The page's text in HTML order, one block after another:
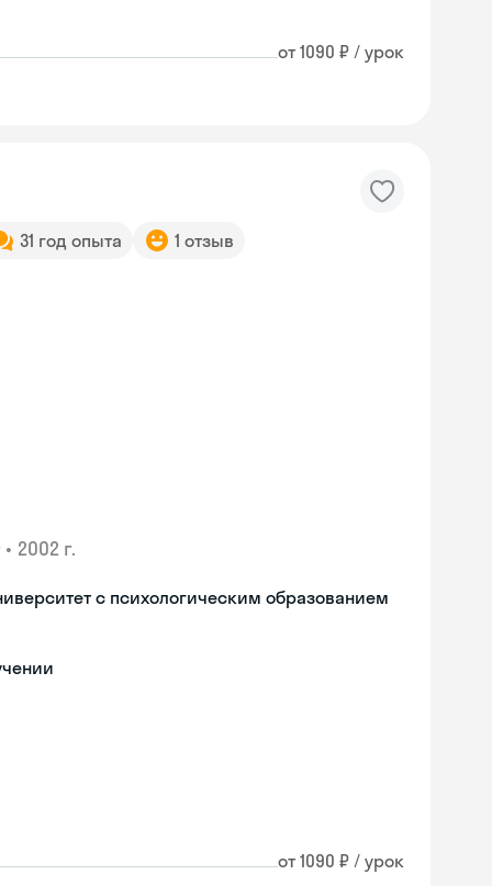
от 1090 ₽ / урок
31 год опыта 1 отзыв
• 2002 г.
с психологическим образованием
от 1090 ₽ / урок